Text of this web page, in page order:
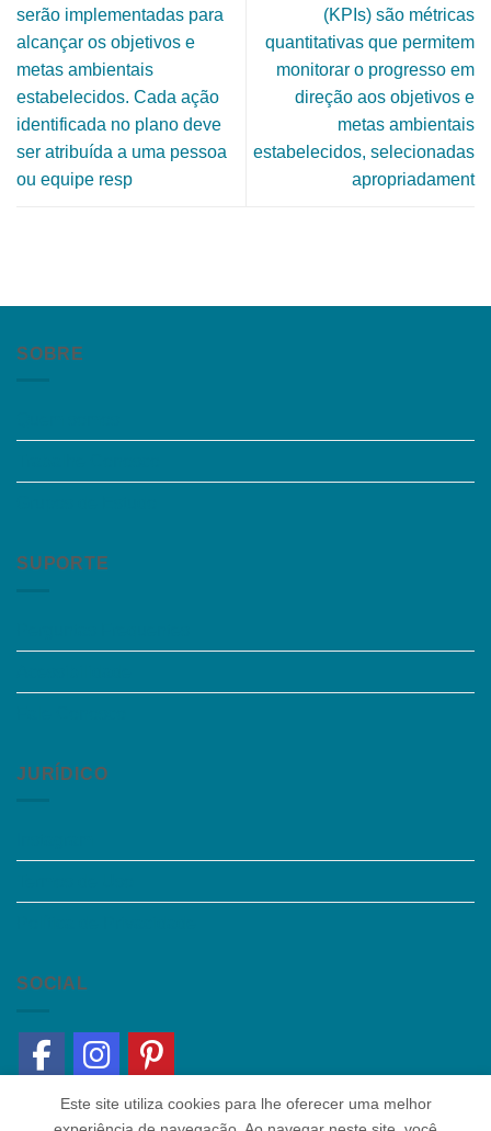
serão implementadas para
alcançar os objetivos e
metas ambientais
estabelecidos. Cada ação
identificada no plano deve
ser atribuída a uma pessoa
ou equipe resp
(KPIs) são métricas
quantitativas que permitem
monitorar o progresso em
direção aos objetivos e
metas ambientais
estabelecidos, selecionadas
apropriadament
SOBRE
SUPORTE
JURÍDICO
SOCIAL
Este site utiliza cookies para lhe oferecer uma melhor